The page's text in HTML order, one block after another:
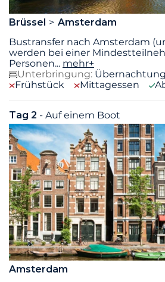
Brüssel
Amsterdam
Bustransfer nach Amsterdam
werden bei einer
Personen... mehr+
Unterbringung:
Frühstück
Mittagessen
Tag 2 - Auf einem Boot
Amsterdam